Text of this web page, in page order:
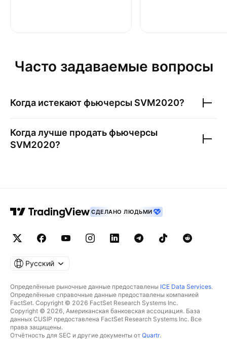
Часто задаваемые вопросы
Когда истекают фьючерсы SVM2020?
Когда лучше продать фьючерсы
SVM2020?
СДЕЛАНО ЛЮДЬМИ
Русский
Определённые рыночные данные предоставлены ICE Data Services.
Определённые справочные данные предоставлены компанией
FactSet. Copyright © 2026 FactSet Research Systems Inc.
Copyright © 2026, Американская банковская ассоциация. База
данных CUSIP предоставлена FactSet Research Systems Inc. Все
права защищены.
Отчётность для SEC и другие документы от Quartr.